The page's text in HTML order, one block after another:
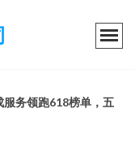
服务领跑618榜单，五